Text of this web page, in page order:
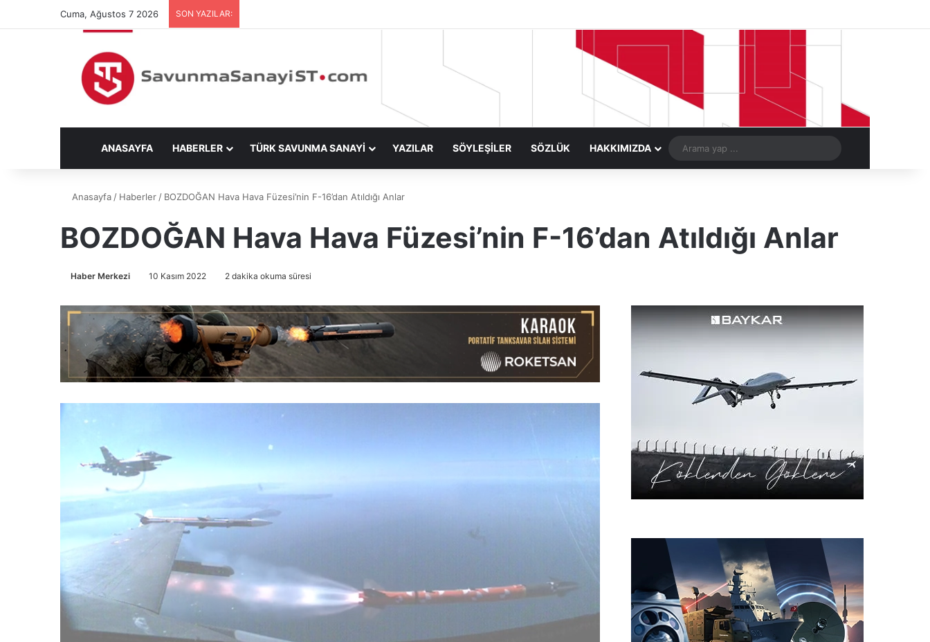
Cuma, Ağustos 7 2026 SON YAZILAR:
ANASAYFA HABERLER TÜRK SAVUNMA SANAYİ YAZILAR SÖYLEŞİLER SÖZLÜK HAKKIMIZDA
yap
Anasayfa/ Haberler/ BOZDOĞAN Hava Hava Füzesi’nin F-16’dan Atıldığı Anlar
BOZDOĞAN Hava Hava Füzesi’nin F-16’dan Atıldığı Anlar
Haber Merkezi 10 Kasım 2022 2 dakika okuma süresi